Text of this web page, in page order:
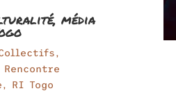
média
,
Rencontre
, RI Togo